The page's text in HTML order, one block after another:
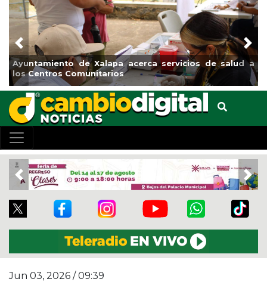
de Xalapa acerca servicios de salud a
Comunitarios
el
Previous
Previous
Jun 03, 2026 / 09:39